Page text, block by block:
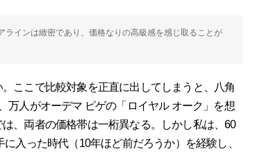
インは緻密であり、価格なりの高級感を感じ取ることが
ここで比較対象を正直に出してしまうと、八角
万人がオーデマ ピゲの「ロイヤル オーク」を想
、両者の価格帯は一桁異なる。しかし私は、60
入った時代（10年ほど前だろうか）を経験し、